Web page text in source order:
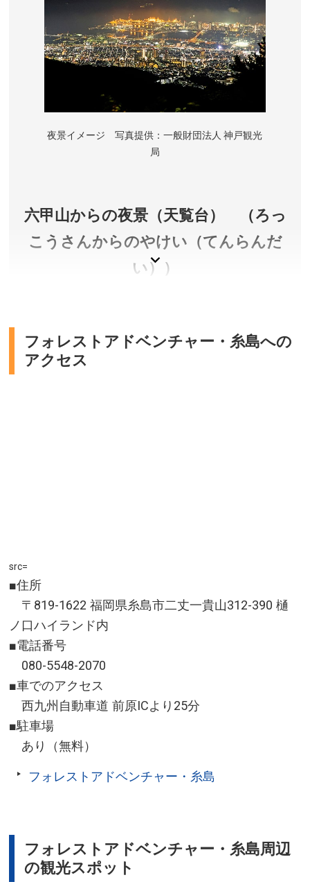
夜景イメージ 写真提供：一般財団法人 神戸観光
局
六甲山からの夜景（天覧台） （ろっ
こうさんからのやけい（てんらんだ
い））
立ち寄りになられたことを記念して名付けられまし
た。神戸はもちろん、大阪平野部から和歌山方面ま
フォレストアドベンチャー・糸島への
アクセス
src=
■住所
〒819-1622 福岡県糸島市二丈一貴山312-390 樋
ノ口ハイランド内
■電話番号
080-5548-2070
■車でのアクセス
西九州自動車道 前原ICより25分
■駐車場
あり（無料）
フォレストアドベンチャー・糸島
フォレストアドベンチャー・糸島周辺
の観光スポット